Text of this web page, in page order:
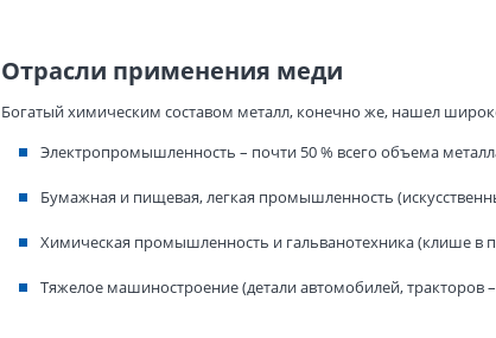
Отрасли применения меди
Богатый химическим составом металл, конечно же, нашел
Электропромышленность – почти 50 % всего объема
Бумажная и пищевая, легкая промышленность
Химическая промышленность и гальванотехника (клише в
Тяжелое машиностроение (детали автомобилей, тракторов